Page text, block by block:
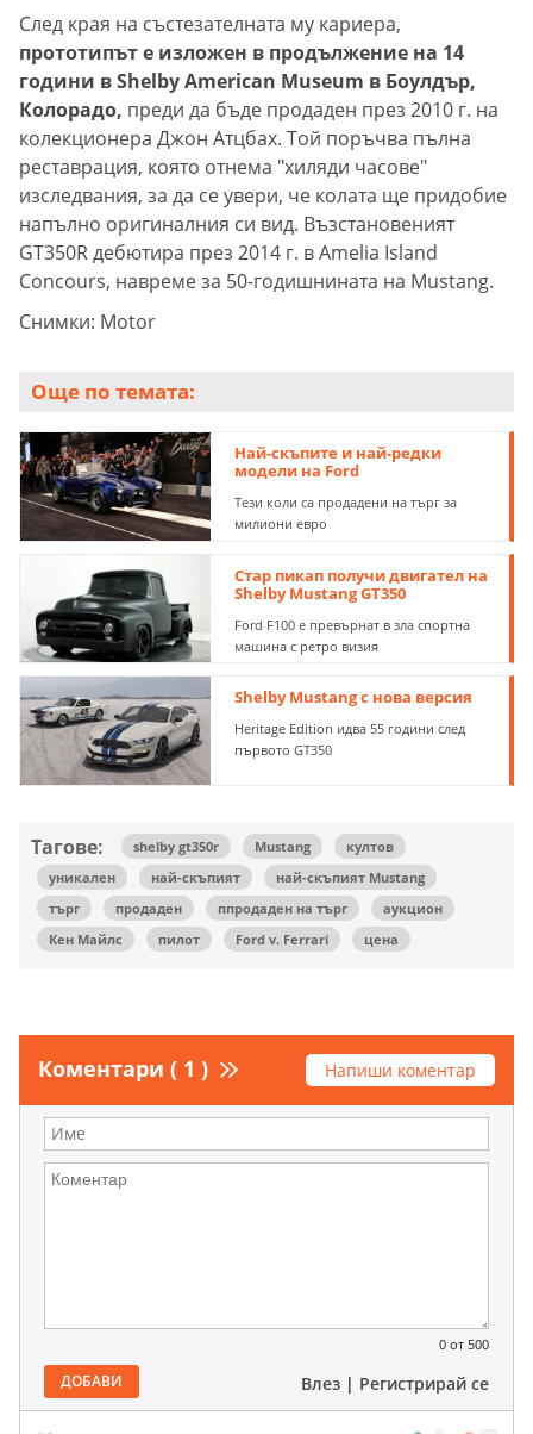
След края на състезателната му кариера,
прототипът е изложен в продължение на 14
години в Shelby American Museum в Боулдър,
Колорадо, преди да бъде продаден през 2010 г. на
колекционера Джон Атцбах. Той поръчва пълна
реставрация, която отнема "хиляди часове"
изследвания, за да се увери, че колата ще придобие
напълно оригиналния си вид. Възстановеният
GT350R дебютира през 2014 г. в Amelia Island
Concours, навреме за 50-годишнината на Mustang.
Снимки: Motor
Още по темата:
Най-скъпите и най-редки
модели на Ford
Тези коли са продадени на търг за
милиони евро
Стар пикап получи двигател на
Shelby Mustang GT350
Ford F100 е превърнат в зла спортна
машина с ретро визия
Shelby Mustang с нова версия
Heritage Edition идва 55 години след
първото GT350
Тагове: shelby gt350r Mustang
култов
уникален
най-скъпият
най-скъпият Mustang
търг
продаден ппродаден на търг
аукцион
Кен Майлс
пилот Ford v. Ferrari цена
Коментари ( 1 ) Напиши коментар
0 от 500
ДОБАВИ Влез | Регистрирай се